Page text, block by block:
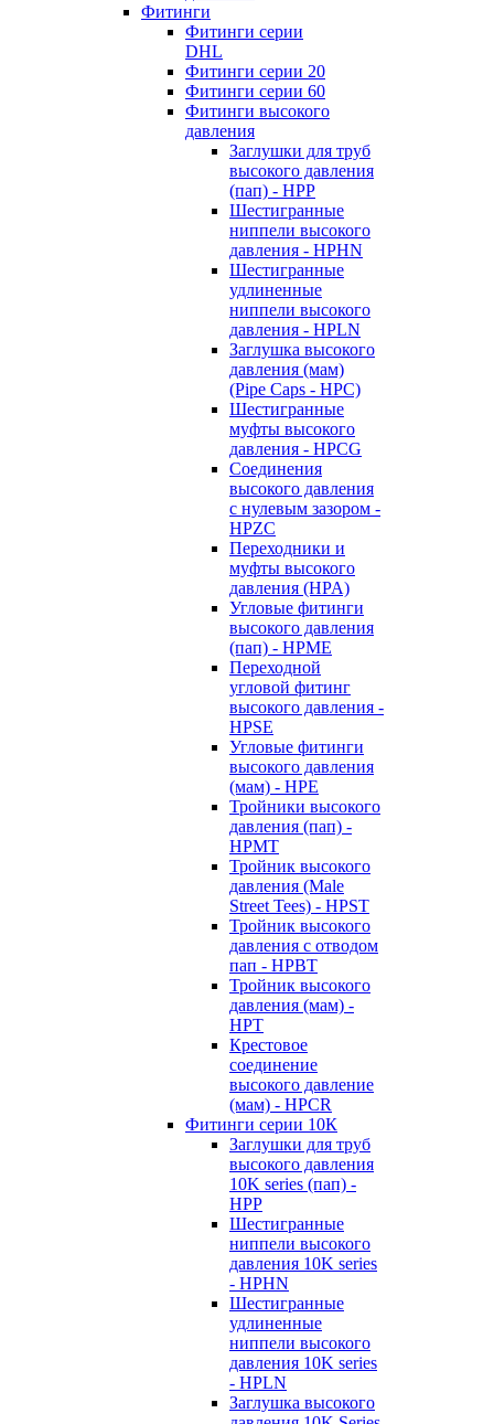
Фитинги
Фитинги серии
DHL
Фитинги серии 20
Фитинги серии 60
Фитинги высокого
давления
Заглушки для труб
высокого давления
(пап) - HPP
Шестигранные
ниппели высокого
давления - HPHN
Шестигранные
удлиненные
ниппели высокого
давления - HPLN
Заглушка высокого
давления (мам)
(Pipe Caps - HPC)
Шестигранные
муфты высокого
давления - HPCG
Соединения
высокого давления
с нулевым зазором -
HPZC
Переходники и
муфты высокого
давления (HPA)
Угловые фитинги
высокого давления
(пап) - HPME
Переходной
угловой фитинг
высокого давления -
HPSE
Угловые фитинги
высокого давления
(мам) - HPE
Тройники высокого
давления (пап) -
HPMT
Тройник высокого
давления (Male
Street Tees) - HPST
Тройник высокого
давления с отводом
пап - HPBT
Тройник высокого
давления (мам) -
HPT
Крестовое
соединение
высокого давление
(мам) - HPCR
Фитинги серии 10К
Заглушки для труб
высокого давления
10K series (пап) -
HPP
Шестигранные
ниппели высокого
давления 10K series
- HPHN
Шестигранные
удлиненные
ниппели высокого
давления 10K series
- HPLN
Заглушка высокого